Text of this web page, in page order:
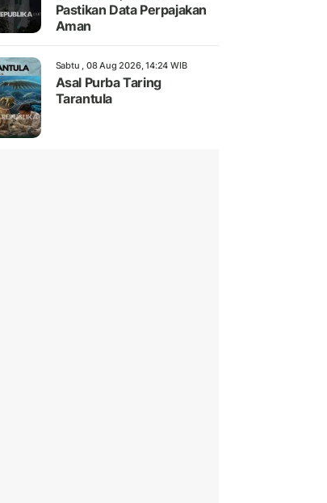
Pastikan Data Perpajakan
Aman
Sabtu , 08 Aug 2026, 14:24 WIB
Asal Purba Taring
Tarantula